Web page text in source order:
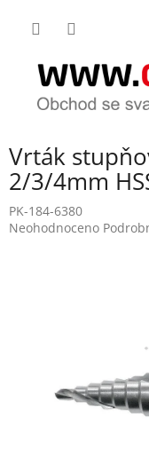
Vrták
2/3/4mm
PK-184-6380
Průměrné
Neohodnoceno